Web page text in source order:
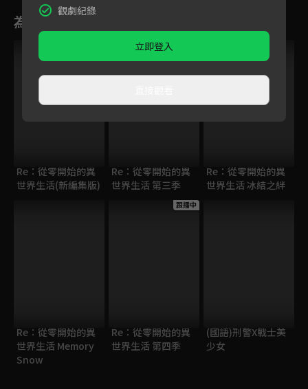
為您推薦
Re：從零開始的異
世界生活(新編集版)
Re：從零開始的異
世界生活 第三季
Re：從零開始的異
世界生活 冰結之絆
Re：從零開始的異
世界生活 Memory
Snow
跟播中
Re：從零開始的異
世界生活 第四季
(國語)刑警X戰士美
少女
觀劇紀錄
立即登入